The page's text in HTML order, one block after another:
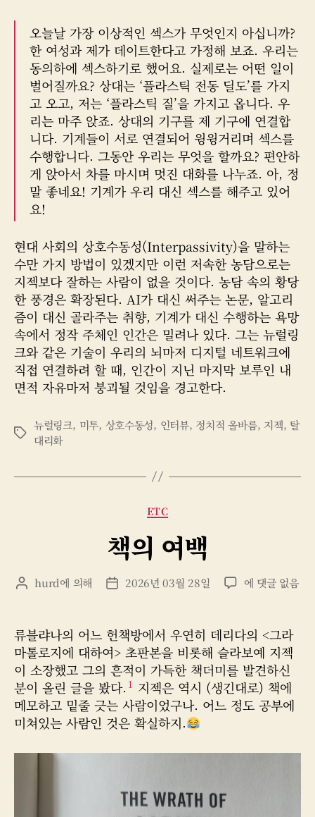
오늘날 가장 이상적인 섹스가 무엇인지 아십니까?
한 여성과 제가 데이트한다고 가정해 보죠. 우리는
동의하에 섹스하기로 했어요. 실제로는 어떤 일이
벌어질까요? 상대는 ‘플라스틱 전동 딜도’를 가지
고 오고, 저는 ‘플라스틱 질’을 가지고 옵니다. 우
리는 마주 앉죠. 상대의 기구를 제 기구에 연결합
니다. 기계들이 서로 연결되어 윙윙거리며 섹스를
수행합니다. 그동안 우리는 무엇을 할까요? 편안하
게 앉아서 차를 마시며 멋진 대화를 나누죠. 아, 정
말 좋네요! 기계가 우리 대신 섹스를 해주고 있어
요!
현대 사회의 상호수동성(Interpassivity)을 말하는
수만 가지 방법이 있겠지만 이런 저속한 농담으로는
지젝보다 잘하는 사람이 없을 것이다. 농담 속의 황당
한 풍경은 확장된다. AI가 대신 써주는 논문, 알고리
즘이 대신 골라주는 취향, 기계가 대신 수행하는 욕망
속에서 정작 주체인 인간은 밀려나 있다. 그는 뉴럴링
크와 같은 기술이 우리의 뇌마저 디지털 네트워크에
직접 연결하려 할 때, 인간이 지닌 마지막 보루인 내
면적 자유마저 붕괴될 것임을 경고한다.
태
뉴럴링크, 미투, 상호수동성, 인터뷰, 정치적 올바름, 지젝, 탈
대리화
카
테
고
리
ETC
책의 여백
게
작
성
자
hurd에 의해
게
날
짜
2026년 03월 28일
책
백
에 댓글 없음
류블랴나의 어느 헌책방에서 우연히 데리다의 <그라
마톨로지에 대하여> 초판본을 비롯해 슬라보예 지젝
이 소장했고 그의 흔적이 가득한 책더미를 발견하신
분이 올린 글을 봤다. 1 지젝은 역시 (생긴대로) 책에
메모하고 밑줄 긋는 사람이었구나. 어느 정도 공부에
미쳐있는 사람인 것은 확실하지.